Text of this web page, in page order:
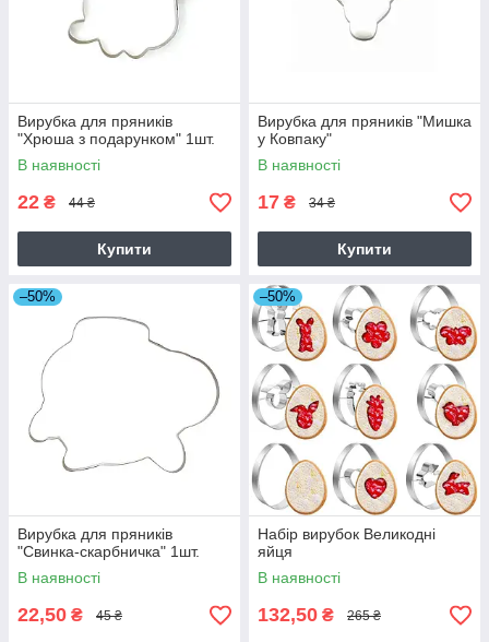
Вирубка для пряників
"Хрюша з подарунком" 1шт.
В наявності
22 ₴ 44 ₴
Купити
Вирубка для пряників "Мишка
у Ковпаку"
В наявності
17 ₴ 34 ₴
Купити
–50%
Вирубка для пряників
"Свинка-скарбничка" 1шт.
В наявності
22,50 ₴ 45 ₴
–50%
Набір вирубок Великодні
яйця
В наявності
132,50 ₴ 265 ₴